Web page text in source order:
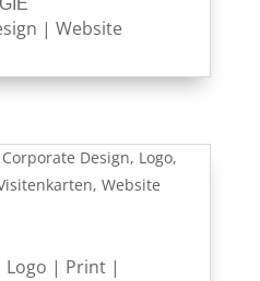
| Website
Logo | Print|